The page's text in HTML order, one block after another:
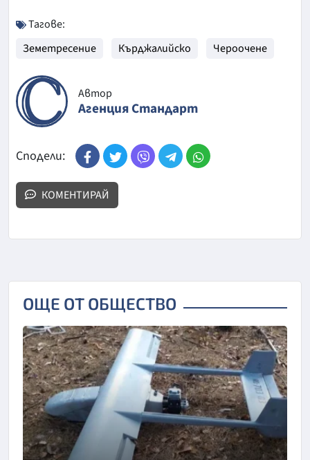
Тагове:
Земетресение
Кърджалийско Чероочене
Автор
Агенция Стандарт
Сподели:
КОМЕНТИРАЙ
ОЩЕ ОТ ОБЩЕСТВО